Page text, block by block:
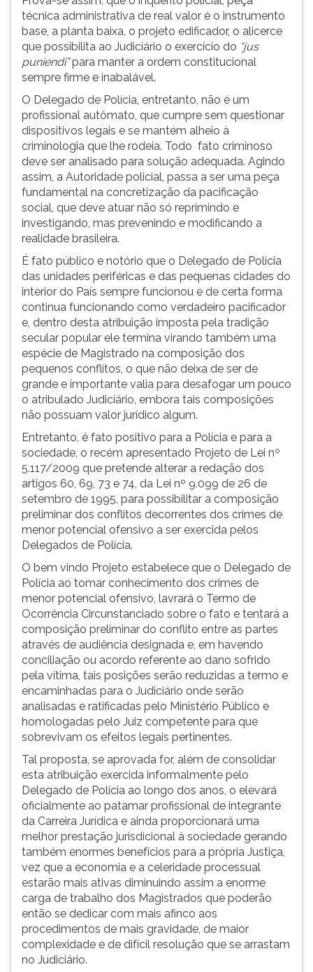
técnica administrativa de real valor é o instrumento
base, a planta baixa, o projeto edificador, o alicerce
que possibilita ao Judiciário o exercício do “jus
puniendi”para manter a ordem constitucional
sempre firme e inabalável.
O Delegado de Polícia, entretanto, não é um
profissional autômato, que cumpre sem questionar
dispositivos legais e se mantém alheio à
criminologia que lhe rodeia. Todo fato criminoso
deve ser analisado para solução adequada. Agindo
assim, a Autoridade policial, passa a ser uma peça
fundamental na concretização da pacificação
social, que deve atuar não só reprimindo e
investigando, mas prevenindo e modificando a
realidade brasileira.
É fato público e notório que o Delegado de Polícia
das unidades periféricas e das pequenas cidades do
interior do País sempre funcionou e de certa forma
continua funcionando como verdadeiro pacificador
e, dentro desta atribuição imposta pela tradição
secular popular ele termina virando também uma
espécie de Magistrado na composição dos
pequenos conflitos, o que não deixa de ser de
grande e importante valia para desafogar um pouco
o atribulado Judiciário, embora tais composições
não possuam valor jurídico algum.
Entretanto, é fato positivo para a Polícia e para a
sociedade, o recém apresentado Projeto de Lei nº
5.117/2009 que pretende alterar a redação dos
artigos 60, 69, 73 e 74, da Lei nº 9.099 de 26 de
setembro de 1995, para possibilitar a composição
preliminar dos conflitos decorrentes dos crimes de
menor potencial ofensivo a ser exercida pelos
Delegados de Polícia.
O bem vindo Projeto estabelece que o Delegado de
Polícia ao tomar conhecimento dos crimes de
menor potencial ofensivo, lavrará o Termo de
Ocorrência Circunstanciado sobre o fato e tentará a
composição preliminar do conflito entre as partes
através de audiência designada e, em havendo
conciliação ou acordo referente ao dano sofrido
pela vítima, tais posições serão reduzidas a termo e
encaminhadas para o Judiciário onde serão
analisadas e ratificadas pelo Ministério Público e
homologadas pelo Juiz competente para que
sobrevivam os efeitos legais pertinentes.
Tal proposta, se aprovada for, além de consolidar
esta atribuição exercida informalmente pelo
Delegado de Polícia ao longo dos anos, o elevará
oficialmente ao patamar profissional de integrante
da Carreira Jurídica e ainda proporcionará uma
melhor prestação jurisdicional à sociedade gerando
também enormes benefícios para a própria Justiça,
vez que a economia e a celeridade processual
estarão mais ativas diminuindo assim a enorme
carga de trabalho dos Magistrados que poderão
então se dedicar com mais afinco aos
procedimentos de mais gravidade, de maior
complexidade e de difícil resolução que se arrastam
no Judiciário.